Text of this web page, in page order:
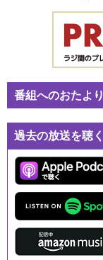
番組へのおたより
過去の放送を聴く